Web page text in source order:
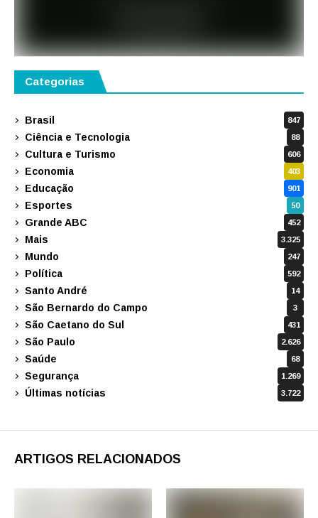
Categorias
Brasil 847
Ciência e Tecnologia 88
Cultura e Turismo 606
Economia 403
Educação 901
Esportes 50
Grande ABC 452
Mais 3.325
Mundo 247
Política 592
Santo André 14
São Bernardo do Campo 3
São Caetano do Sul 431
São Paulo 2.626
Saúde 68
Segurança 1.269
Últimas notícias 3.722
ARTIGOS RELACIONADOS